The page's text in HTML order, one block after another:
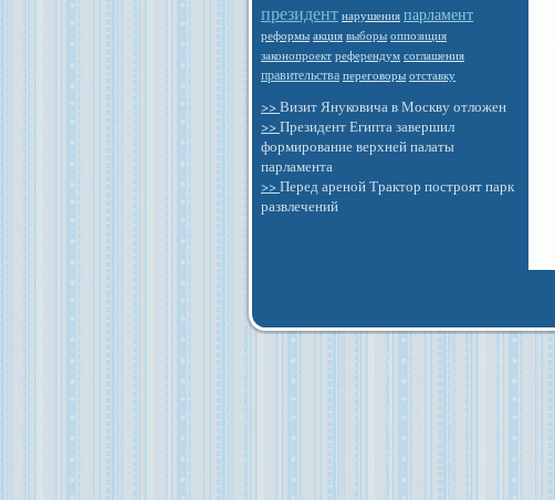
президент нарушения парламент
реформы акция выборы оппозиция
законопроект референдум соглашения
правительства переговоры отставку
>> Визит Януковича в Москву отложен
>> Президент Египта завершил
формирование верхней палаты
парламента
>> Перед ареной Трактор построят парк
развлечений